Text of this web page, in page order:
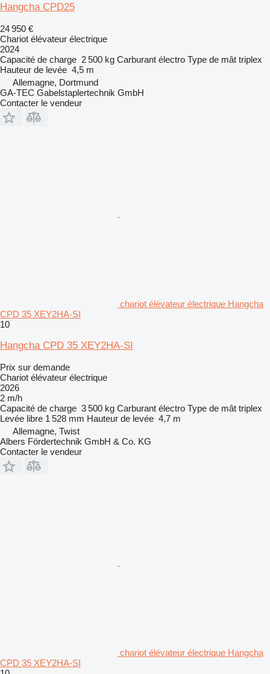
Hangcha CPD25
24 950 €
Chariot élévateur électrique
2024
Capacité de charge 2 500 kg Carburant électro Type de mât triplex
Hauteur de levée 4,5 m
Allemagne, Dortmund
GA-TEC Gabelstaplertechnik GmbH
Contacter le vendeur
chariot élévateur électrique Hangcha
CPD 35 XEY2HA-SI
10
Hangcha CPD 35 XEY2HA-SI
Prix sur demande
Chariot élévateur électrique
2026
2 m/h
Capacité de charge 3 500 kg Carburant électro Type de mât triplex
Levée libre 1 528 mm Hauteur de levée 4,7 m
Allemagne, Twist
Albers Fördertechnik GmbH & Co. KG
Contacter le vendeur
chariot élévateur électrique Hangcha
CPD 35 XEY2HA-SI